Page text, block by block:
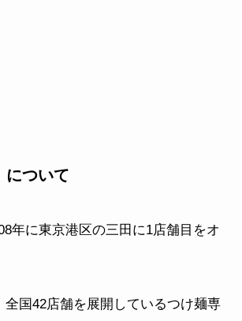
について
年に東京港区の三田に1店舗目をオ
全国42店舗を展開しているつけ麺専